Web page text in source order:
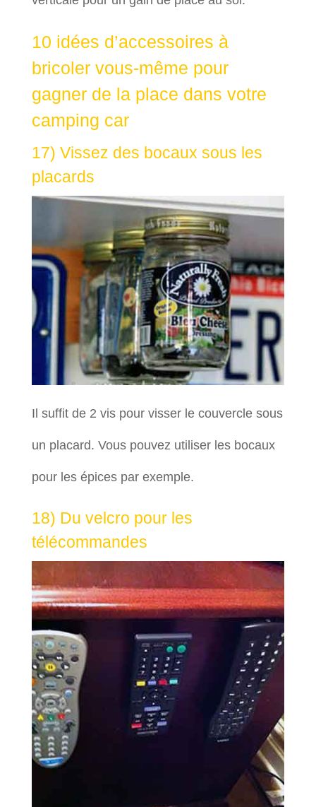
10 idées d’accessoires à
bricoler vous-même pour
gagner de la place dans votre
camping car
17) Vissez des bocaux sous les
placards
Il suffit de 2 vis pour visser le couvercle sous
un placard. Vous pouvez utiliser les bocaux
pour les épices par exemple.
18) Du velcro pour les
télécommandes